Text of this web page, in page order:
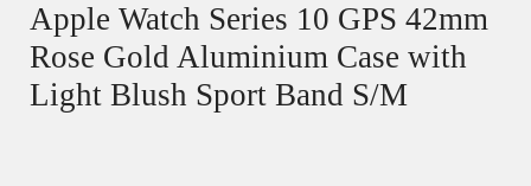
Apple Watch Series 10 GPS 42mm
Rose Gold Aluminium Case with
Light Blush Sport Band S/M